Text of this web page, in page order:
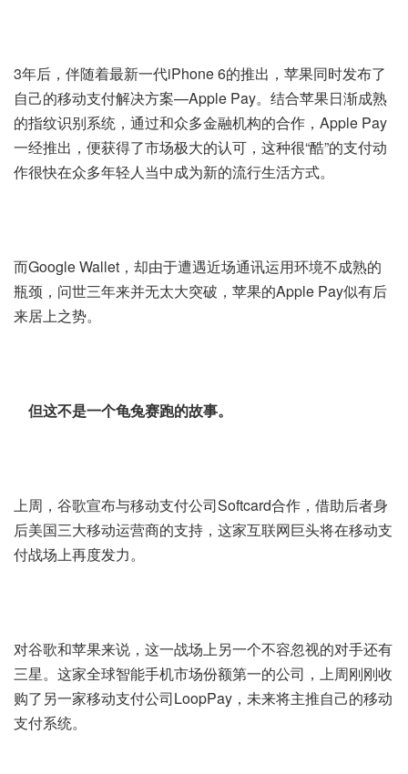
3年后，伴随着最新一代iPhone 6的推出，苹果同时发布了
自己的移动支付解决方案—Apple Pay。结合苹果日渐成熟
的指纹识别系统，通过和众多金融机构的合作，Apple Pay
一经推出，便获得了市场极大的认可，这种很“酷”的支付动
作很快在众多年轻人当中成为新的流行生活方式。
而Google Wallet，却由于遭遇近场通讯运用环境不成熟的
瓶颈，问世三年来并无太大突破，苹果的Apple Pay似有后
来居上之势。
但这不是一个龟兔赛跑的故事。
上周，谷歌宣布与移动支付公司Softcard合作，借助后者身
后美国三大移动运营商的支持，这家互联网巨头将在移动支
付战场上再度发力。
对谷歌和苹果来说，这一战场上另一个不容忽视的对手还有
三星。这家全球智能手机市场份额第一的公司，上周刚刚收
购了另一家移动支付公司LoopPay，未来将主推自己的移动
支付系统。